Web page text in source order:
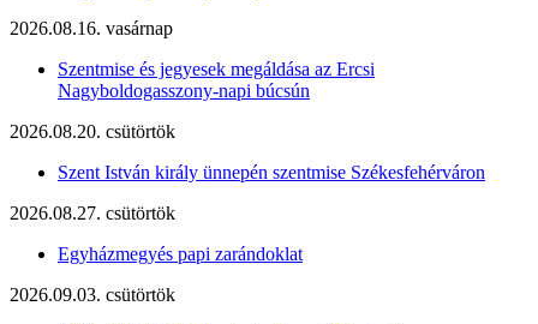
2026.08.16. vasárnap
Szentmise és jegyesek megáldása az Ercsi
Nagyboldogasszony-napi búcsún
2026.08.20. csütörtök
Szent István király ünnepén szentmise Székesfehérváron
2026.08.27. csütörtök
Egyházmegyés papi zarándoklat
2026.09.03. csütörtök